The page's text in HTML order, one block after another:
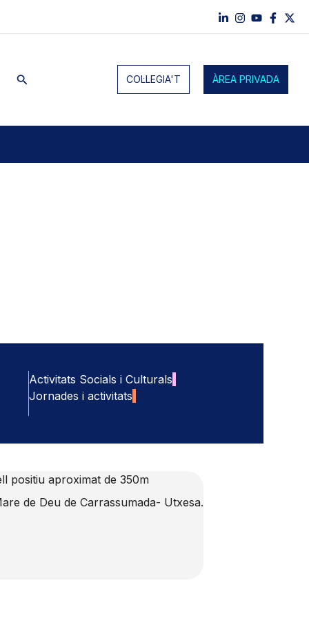
Cerca COL·LEGIA'T ÀREA PRIVADA
Activitats Socials i Culturals
Jornades i activitats
positiu aproximat de 350m
de Deu de Carrassumada- Utxesa.